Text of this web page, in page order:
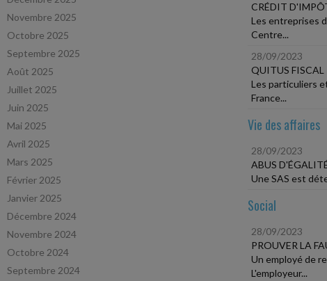
Novembre 2025
Octobre 2025
Septembre 2025
Août 2025
Juillet 2025
Juin 2025
Mai 2025
Avril 2025
Mars 2025
Février 2025
Janvier 2025
Décembre 2024
Novembre 2024
Octobre 2024
Septembre 2024
CRÉDIT
Les entreprises
Centre...
28/09/2023
QUITUS FISCAL
Les particuliers
France...
Vie des affaires
28/09/2023
ABUS
Une SAS est
Social
28/09/2023
PROUVER LA
Un employé de
L'employeur...